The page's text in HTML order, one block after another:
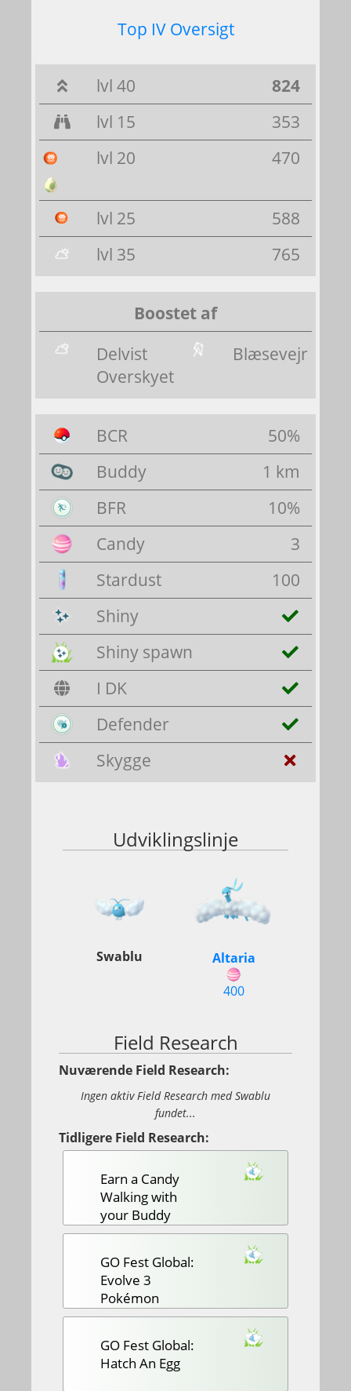
Top IV Oversigt
824
lvl 40
353
lvl 15
470
lvl 20
588
lvl 25
765
lvl 35
Boostet af
Delvist
Overskyet
Blæsevejr
50%
BCR
1 km
Buddy
10%
BFR
3
Candy
100
Stardust
Shiny
Shiny spawn
I DK
Defender
Skygge
Udviklingslinje
Swablu
Altaria
400
Field Research
Nuværende Field Research:
Ingen aktiv Field Research med Swablu
fundet...
Tidligere Field Research:
Earn a Candy
Walking with
your Buddy
GO Fest Global:
Evolve 3
Pokémon
GO Fest Global:
Hatch An Egg